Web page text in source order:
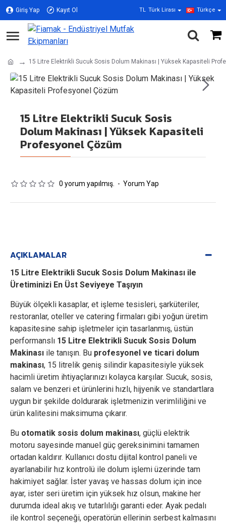
Giriş Yap Kayıt Ol TL Türk Lirası Türkçe
15 Litre Elektrikli Sucuk Sosis Dolum Makinası | Yüksek Kapasiteli
15 Litre Elektrikli Sucuk Sosis
Dolum Makinası | Yüksek Kapasiteli
Profesyonel Çözüm
0 yorum yapılmış. - Yorum Yap
AÇIKLAMALAR
15 Litre Elektrikli Sucuk Sosis Dolum Makinası ile
Üretiminizi En Üst Seviyeye Taşıyın
Büyük ölçekli kasaplar, et işleme tesisleri, şarküteriler,
restoranlar, oteller ve catering firmaları gibi yoğun üretim
kapasitesine sahip işletmeler için tasarlanmış, üstün
performanslı 15 Litre Elektrikli Sucuk Sosis Dolum
Makinası ile tanışın. Bu profesyonel ve ticari dolum
makinası, 15 litrelik geniş silindir kapasitesiyle yüksek
hacimli üretim ihtiyaçlarınızı kolayca karşılar. Sucuk, sosis,
salam ve benzeri et ürünlerini hızlı, hijyenik ve standartlara
uygun bir şekilde doldurarak işletmenizin verimliliğini ve
ürün kalitesini maksimuma çıkarır.
Bu otomatik sosis dolum makinası, güçlü elektrik
motoru sayesinde manuel güç gereksinimini tamamen
ortadan kaldırır. Kullanıcı dostu dijital kontrol paneli ve
ayarlanabilir hız kontrolü ile dolum işlemi üzerinde tam
hakimiyet sağlar. İster yavaş ve hassas dolum için ince
ayar, ister seri üretim için yüksek hız olsun, makine her
durumda ideal akış ve tutarlılığı garanti eder. Ayak pedalı
ile kontrol seçeneği, operatörün ellerinin serbest kalmasını